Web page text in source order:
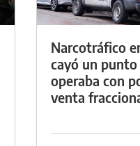
Narcotráfico
cayó un punto
operaba con
venta